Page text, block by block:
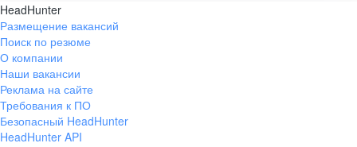
HeadHunter
Размещение вакансий
Поиск по резюме
О компании
Наши вакансии
Реклама на сайте
Требования к ПО
Безопасный HeadHunter
HeadHunter API